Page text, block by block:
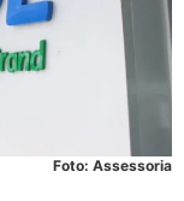
Foto: Assessoria